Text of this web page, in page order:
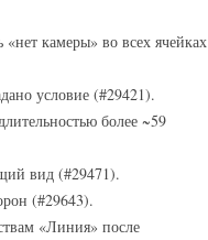
камеры» во всех ячейках
условие (#29421).
более ~59
вид (#29471).
(#29643).
«Линия» после